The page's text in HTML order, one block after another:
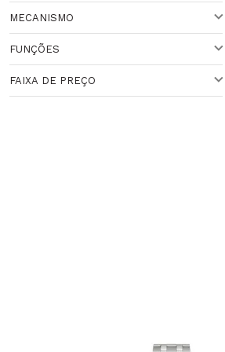
MECANISMO
QUARTZO
FUNÇÕES
ANALÓGICO
FAIXA DE PREÇO